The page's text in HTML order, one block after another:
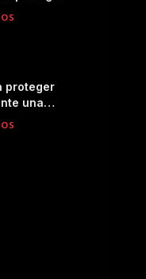
proteger
una